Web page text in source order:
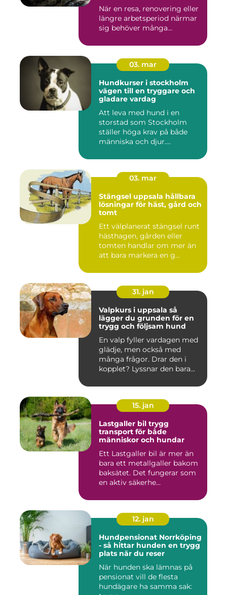
När en resa, renovering eller
längre arbetsperiod närmar
sig behöver många...
03. mar
Hundkurser i stockholm
vägen till en tryggare och
gladare vardag
Att leva med hund i en
storstad som Stockholm
ställer höga krav på både
människa och djur.
03. mar
Stängsel uppsala hållbara
lösningar för häst, gård och
tomt
Ett välplanerat stängsel runt
hästhagen, gården eller
tomten handlar om mer än
att bara markera en g...
31. jan
Valpkurs i uppsala så
lägger du grunden för en
trygg och följsam hund
En valp fyller vardagen med
glädje, men också med
många frågor. Drar den i
kopplet? Lyssnar den bara...
15. jan
Lastgaller bil trygg
transport för både
människor och hundar
Ett Lastgaller bil är mer än
bara ett metallgaller bakom
baksätet. Det fungerar som
en aktiv säkerhe...
12. jan
Hundpensionat Norrköping
- så hittar hunden en trygg
plats när du reser
När hunden ska lämnas på
pensionat vill de flesta
hundägare ha samma sak: